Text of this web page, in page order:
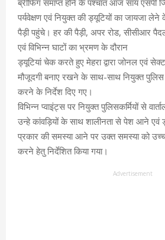
पर्यवेक्षण एवं नियुक्त की ड्यूटियों का जायजा लेने
पैड़ी पहुंचे। हर की पैड़ी, अपर रोड, सीसीआर
एवं विभिन्न घाटों का भ्रमण के दौरान
ड्यूटियां चेक करते हुए मेहरा द्वारा जोनल एवं
मौजूदगी बनाए रखने के साथ-साथ नियुक्त पुलिस
करने के निर्देश दिए गए।
विभिन्न प्वाइंट्स पर नियुक्त पुलिसकर्मियों से
उन्हे कांवड़ियों के साथ शालीनता से पेश आने एवं
प्रकार की समस्या आने पर उक्त समस्या को
करने हेतु निर्देशित किया गया।
Advertisement